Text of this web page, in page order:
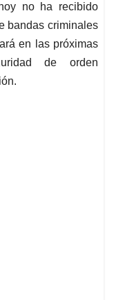
no ha recibido
bandas criminales
en las próximas
de orden